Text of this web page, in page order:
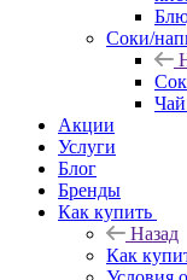
Соки/
Акции
Услуги
Блог
Бренды
Как купить
Назад
Как